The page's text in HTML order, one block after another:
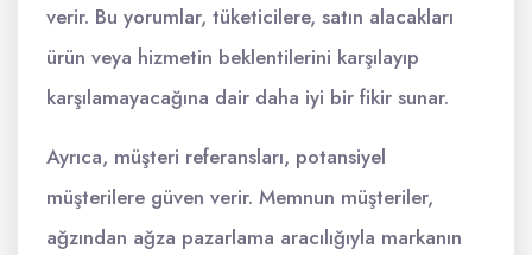
verir. Bu yorumlar, tüketicilere, satın alacakları
ürün veya hizmetin beklentilerini karşılayıp
karşılamayacağına dair daha iyi bir fikir sunar.
Ayrıca, müşteri referansları, potansiyel
müşterilere güven verir. Memnun müşteriler,
ağzından ağza pazarlama aracılığıyla markanın